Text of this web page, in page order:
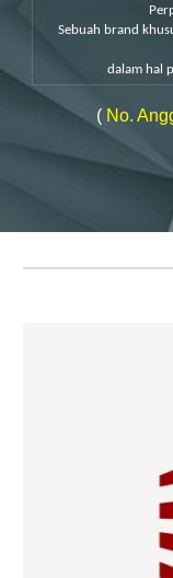
Sebuah brand
dalam hal
( No.